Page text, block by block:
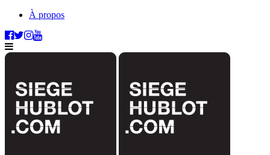
À propos